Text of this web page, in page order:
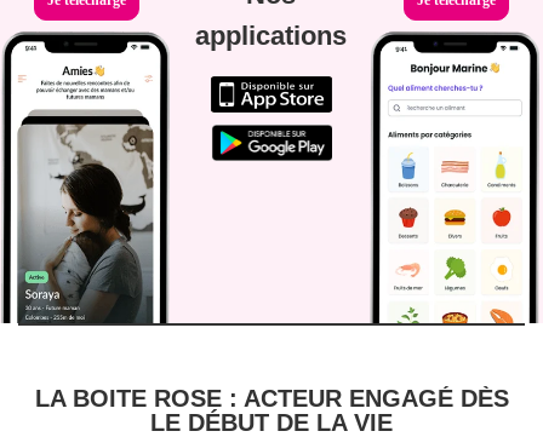
applications
LA BOITE ROSE : ACTEUR ENGAGÉ DÈS
LE DÉBUT DE LA VIE